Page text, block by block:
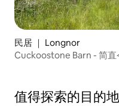
民居 ｜ Longnor
Cuckoostone Barn - 简直
值得探索的目的地